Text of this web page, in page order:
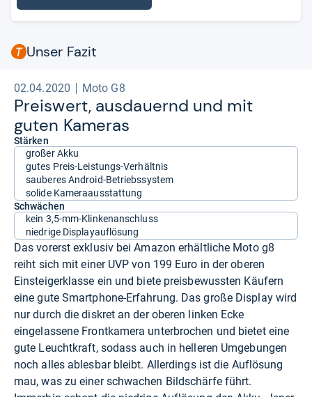
Unser Fazit
02.04.2020 Moto G8
Preis­wert, aus­dau­ernd und mit
guten Kame­ras
Stärken
großer Akku
gutes Preis-Leistungs-Verhältnis
sauberes Android-Betriebssystem
solide Kameraausstattung
Schwächen
kein 3,5-mm-Klinkenanschluss
niedrige Displayauflösung
Das vorerst exklusiv bei Amazon erhältliche Moto g8
reiht sich mit einer UVP von 199 Euro in der oberen
Einsteigerklasse ein und biete preisbewussten Käufern
eine gute Smartphone-Erfahrung. Das große Display wird
nur durch die diskret an der oberen linken Ecke
eingelassene Frontkamera unterbrochen und bietet eine
gute Leuchtkraft, sodass auch in helleren Umgebungen
noch alles ablesbar bleibt. Allerdings ist die Auflösung
mau, was zu einer schwachen Bildschärfe führt.